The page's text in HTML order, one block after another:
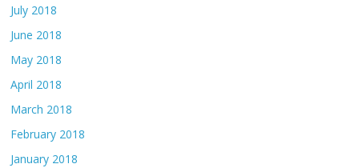
July 2018
June 2018
May 2018
April 2018
March 2018
February 2018
January 2018